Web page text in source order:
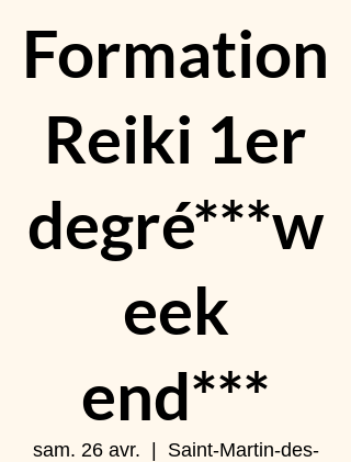
Formation
Reiki 1er
degré***w
eek
end***
sam. 26 avr.
Saint-Martin-des-